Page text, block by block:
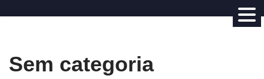
o
conteúdo
Sem categoria